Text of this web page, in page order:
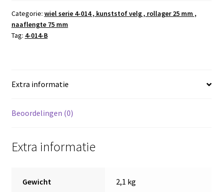
,
4.00-
4
4
,
mm
Categorie: wiel serie 4-014 , kunststof velg , rollager 25 mm ,
naaflengte 75 mm
Tag: 4-014-B
Extra informatie
Beoordelingen (0)
Extra informatie
Gewicht 2,1 kg